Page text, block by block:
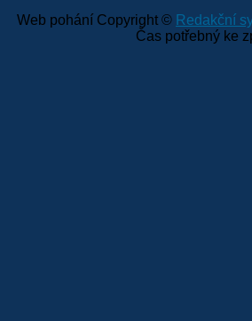
Web pohání Copyright © Redakční
Čas potřebný ke